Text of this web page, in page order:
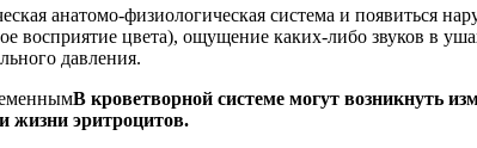
анатомо-физиологическая система и появиться
восприятие цвета), ощущение каких-либо звуков в
давления.
В кроветворной системе могут возникнуть
жизни эритроцитов.